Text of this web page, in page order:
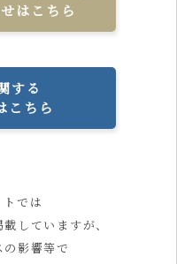
はこちら
する
こちら
トでは
していますが、
影響等で